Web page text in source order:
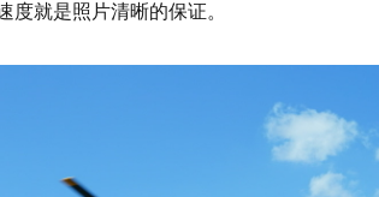
度就是照片清晰的保证。